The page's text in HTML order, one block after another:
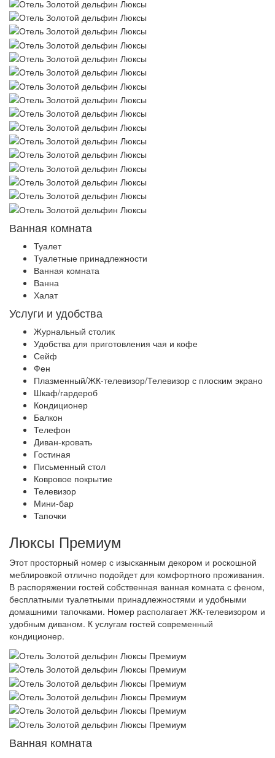
Ванная комната
Туалет
Туалетные принадлежности
Ванная комната
Ванна
Халат
Услуги и удобства
Журнальный столик
Удобства для приготовления чая и кофе
Сейф
Фен
Плазменный/ЖК-телевизор/Телевизор с плоским экрано
Шкаф/гардероб
Кондиционер
Балкон
Телефон
Диван-кровать
Гостиная
Письменный стол
Ковровое покрытие
Телевизор
Мини-бар
Тапочки
Люксы Премиум
Этот просторный номер с изысканным декором и роскошной
меблировкой отлично подойдет для комфортного проживания.
В распоряжении гостей собственная ванная комната с феном,
бесплатными туалетными принадлежностями и удобными
домашними тапочками. Номер располагает ЖК-телевизором и
удобным диваном. К услугам гостей современный
кондиционер.
Ванная комната